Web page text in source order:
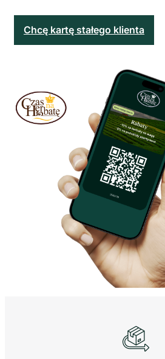
Chcę kartę stałego klienta